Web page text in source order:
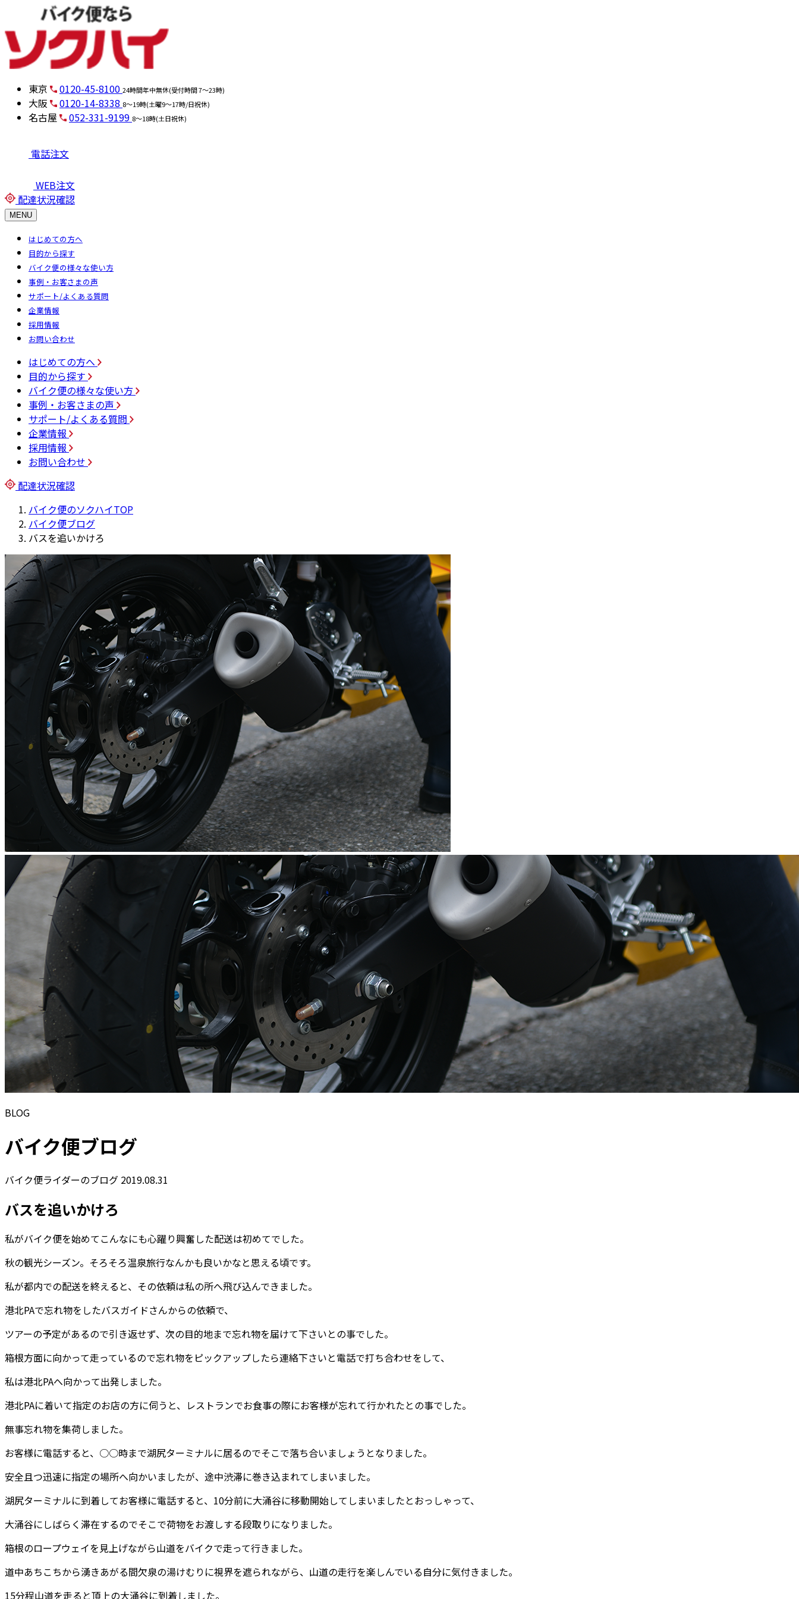
東京 0120-45-8100 24時間年中無休(受付時間 7～23時)
大阪 0120-14-8338 8～19時(土曜9～17時/日祝休)
名古屋 052-331-9199 8～18時(土日祝休)
電話注文
WEB注文
配達状況確認
MENU
はじめての方へ
目的から探す
バイク便の様々な使い方
事例・お客さまの声
サポート/よくある質問
企業情報
採用情報
お問い合わせ
はじめての方へ
目的から探す
バイク便の様々な使い方
事例・お客さまの声
サポート/よくある質問
企業情報
採用情報
お問い合わせ
配達状況確認
バイク便のソクハイTOP
バイク便ブログ
バスを追いかけろ
BLOG
バイク便ブログ
バイク便ライダーのブログ 2019.08.31
バスを追いかけろ
私がバイク便を始めてこんなにも心躍り興奮した配送は初めてでした。
秋の観光シーズン。そろそろ温泉旅行なんかも良いかなと思える頃です。
私が都内での配送を終えると、その依頼は私の所へ飛び込んできました。
港北PAで忘れ物をしたバスガイドさんからの依頼で、
ツアーの予定があるので引き返せず、次の目的地まで忘れ物を届けて下さいとの事でした。
箱根方面に向かって走っているので忘れ物をピックアップしたら連絡下さいと電話で打ち合わせをして、
私は港北PAへ向かって出発しました。
港北PAに着いて指定のお店の方に伺うと、レストランでお食事の際にお客様が忘れて行かれたとの事でした。
無事忘れ物を集荷しました。
お客様に電話すると、○○時まで湖尻ターミナルに居るのでそこで落ち合いましょうとなりました。
安全且つ迅速に指定の場所へ向かいましたが、途中渋滞に巻き込まれてしまいました。
湖尻ターミナルに到着してお客様に電話すると、10分前に大涌谷に移動開始してしまいましたとおっしゃって、
大涌谷にしばらく滞在するのでそこで荷物をお渡しする段取りになりました。
箱根のロープウェイを見上げながら山道をバイクで走って行きました。
道中あちこちから湧きあがる間欠泉の湯けむりに視界を遮られながら、山道の走行を楽しんでいる自分に気付きました。
15分程山道を走ると頂上の大涌谷に到着しました。